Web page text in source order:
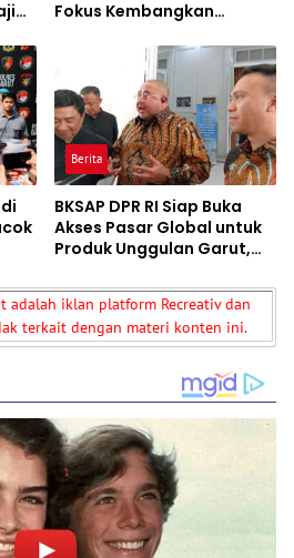
Fokus Kembangkan
Berita
BKSAP DPR RI Siap Buka
Akses Pasar Global untuk
Produk Unggulan Garut,
Jadi Andalan
adalah iklan platform Recreativ dan
terkait dengan materi konten ini.